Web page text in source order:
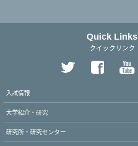
Quick Links
クイックリンク
入試情報
大学紹介・研究
研究所・研究センター